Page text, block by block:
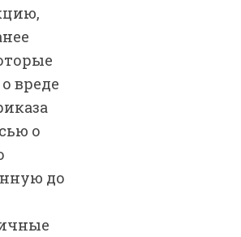
вреде
о
до